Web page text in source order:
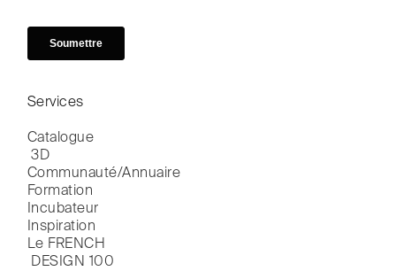
Services
Catalogue
3D
Communauté/Annuaire
Formation
Incubateur
Inspiration
Le FRENCH
DESIGN 100